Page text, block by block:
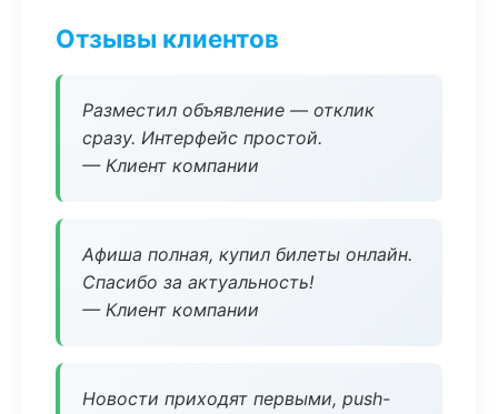
Отзывы клиентов
Разместил объявление — отклик
сразу. Интерфейс простой.
— Клиент компании
Афиша полная, купил билеты онлайн.
Спасибо за актуальность!
— Клиент компании
Новости приходят первыми, push-